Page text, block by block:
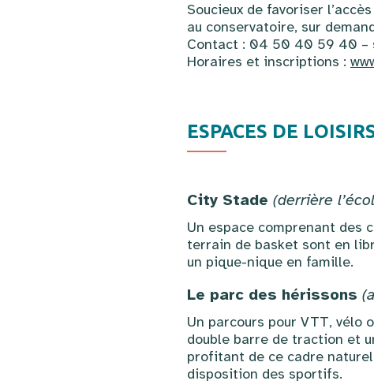
Soucieux de favoriser
au conservatoire, sur
Contact : 04 50 40 59 40 –
Horaires et inscriptions :
ESPACES DE
City Stade (derrière
Un espace comprenant des
terrain de basket sont en
un pique-nique en famille.
Le parc des hérissons
Un parcours pour VTT, vélo
double barre de traction et
profitant de ce cadre
disposition des sportifs.